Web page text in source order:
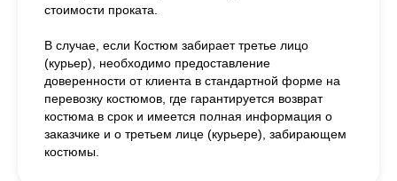
стоимости проката.
В случае, если Костюм забирает третье лицо
(курьер), необходимо предоставление
доверенности от клиента в стандартной форме на
перевозку костюмов, где гарантируется возврат
костюма в срок и имеется полная информация о
заказчике и о третьем лице (курьере), забирающем
костюмы.